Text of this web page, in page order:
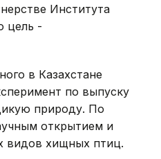
Института
цель -
в Казахстане
по выпуску
природу. По
открытием и
видов хищных птиц.